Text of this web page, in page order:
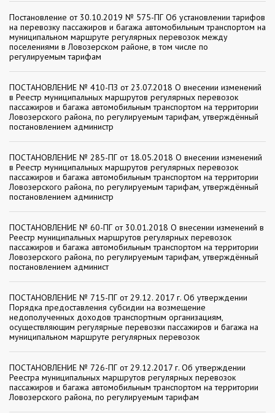
Постановление от 30.10.2019 № 575-ПГ Об установлении тарифов
на перевозку пассажиров и багажа автомобильным транспортом на
муниципальном маршруте регулярных перевозок между
поселениями в Ловозерском районе, в том числе по
регулируемым тарифам
ПОСТАНОВЛЕНИЕ № 410-ПЗ от 23.07.2018 О внесении изменений
в Реестр муниципальных маршрутов регулярных перевозок
пассажиров и багажа автомобильным транспортом на территории
Ловозерского района, по регулируемым тарифам, утверждённый
постановлением администр
ПОСТАНОВЛЕНИЕ № 285-ПГ от 18.05.2018 О внесении изменений
в Реестр муниципальных маршрутов регулярных перевозок
пассажиров и багажа автомобильным транспортом на территории
Ловозерского района, по регулируемым тарифам, утверждённый
постановлением администр
ПОСТАНОВЛЕНИЕ № 60-ПГ от 30.01.2018 О внесении изменений в
Реестр муниципальных маршрутов регулярных перевозок
пассажиров и багажа автомобильным транспортом на территории
Ловозерского района, по регулируемым тарифам, утверждённый
постановлением админист
ПОСТАНОВЛЕНИЕ № 715-ПГ от 29.12. 2017 г. Об утверждении
Порядка предоставления субсидии на возмещение
недополученных доходов транспортным организациям,
осуществляющим регулярные перевозки пассажиров и багажа на
муниципальном маршруте регулярных перевозок
ПОСТАНОВЛЕНИЕ № 726-ПГ от 29.12.2017 г. Об утверждении
Реестра муниципальных маршрутов регулярных перевозок
пассажиров и багажа автомобильным транспортом на территории
Ловозерского района, по регулируемым тарифам